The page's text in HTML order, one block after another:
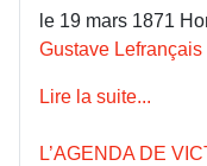
le 19 mars 1871
Gustave Lefrançais
Lire la suite...
L’AGENDA DE